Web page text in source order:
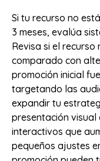
Si tu recurso no
3 meses, evalúa
Revisa si el
comparado con
promoción inicial
targetando las
expandir tu
presentación visual
interactivos que
pequeños ajustes